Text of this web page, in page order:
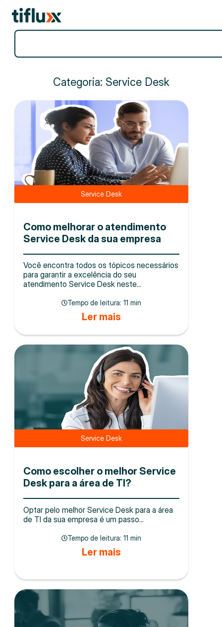
Filtros
Categoria: Service Desk
Service Desk
Como melhorar o atendimento
Service Desk da sua empresa
Você encontra todos os tópicos necessários
para garantir a excelência do seu
atendimento Service Desk neste...
Tempo de leitura: 11 min
Ler mais
Service Desk
Como escolher o melhor Service
Desk para a área de TI?
Optar pelo melhor Service Desk para a área
de TI da sua empresa é um passo...
Tempo de leitura: 11 min
Ler mais